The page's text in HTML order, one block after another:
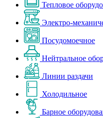
Тепловое
Электро-
Посудомоечное
Нейтральное
Линии раздачи
Холодильное
Барное